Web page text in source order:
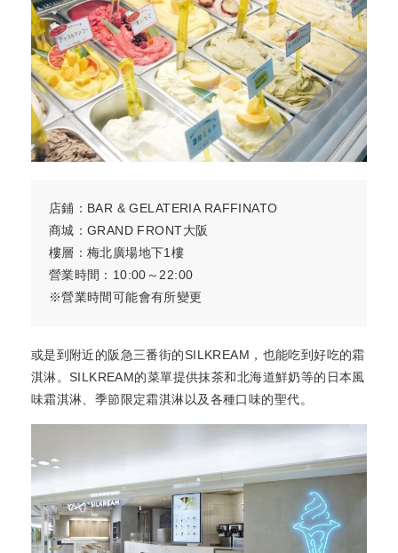
店鋪：BAR & GELATERIA RAFFINATO
商城：GRAND FRONT大阪
樓層：梅北廣場地下1樓
營業時間：10:00～22:00
※營業時間可能會有所變更
或是到附近的阪急三番街的SILKREAM，也能吃到好吃的霜
淇淋。SILKREAM的菜單提供抹茶和北海道鮮奶等的日本風
味霜淇淋、季節限定霜淇淋以及各種口味的聖代。